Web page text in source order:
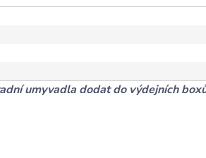
umyvadla dodat do výdejních